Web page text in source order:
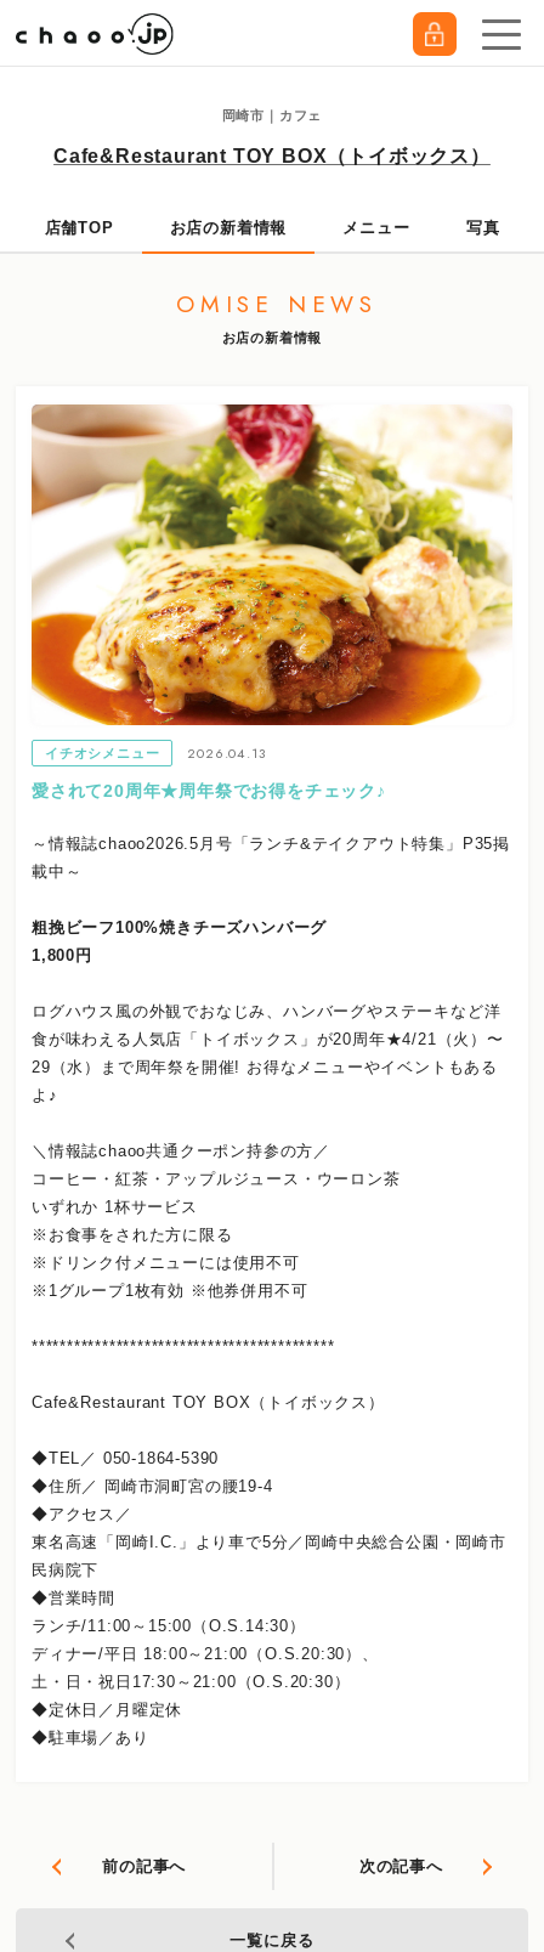
岡崎市｜カフェ
Cafe&Restaurant TOY BOX（トイボックス）
店舗TOP お店の新着情報 メニュー 写真
OMISE NEWS
お店の新着情報
イチオシメニュー
2026.04.13
愛されて20周年★周年祭でお得をチェック♪
～情報誌chaoo2026.5月号「ランチ&テイクアウト特集」P35掲
載中～
粗挽ビーフ100%焼きチーズハンバーグ
1,800円
ログハウス風の外観でおなじみ、ハンバーグやステーキなど洋
食が味わえる人気店「トイボックス」が20周年★4/21（火）〜
29（水）まで周年祭を開催! お得なメニューやイベントもある
よ♪
＼情報誌chaoo共通クーポン持参の方／
コーヒー・紅茶・アップルジュース・ウーロン茶
いずれか 1杯サービス
※お食事をされた方に限る
※ドリンク付メニューには使用不可
※1グループ1枚有効 ※他券併用不可
*******************************************
Cafe&Restaurant TOY BOX（トイボックス）
◆TEL／ 050-1864-5390
◆住所／ 岡崎市洞町宮の腰19-4
◆アクセス／
東名高速「岡崎I.C.」より車で5分／岡崎中央総合公園・岡崎市
民病院下
◆営業時間
ランチ/11:00～15:00（O.S.14:30）
ディナー/平日 18:00～21:00（O.S.20:30）、
土・日・祝日17:30～21:00（O.S.20:30）
◆定休日／月曜定休
◆駐車場／あり
前の記事へ 次の記事へ
一覧に戻る